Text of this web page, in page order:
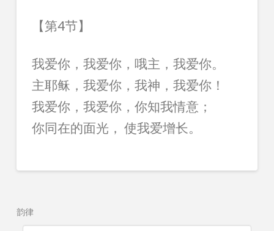
【第4节】
我爱你，我爱你，哦主，我爱你。
主耶稣，我爱你，我神，我爱你！
我爱你，我爱你，你知我情意；
你同在的面光， 使我爱增长。
韵律